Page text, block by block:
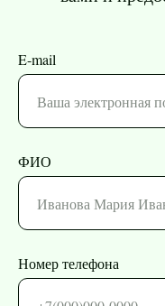
E-mail
ФИО
Номер телефона